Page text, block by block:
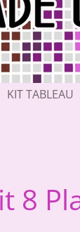
KIT TABLEAU
8